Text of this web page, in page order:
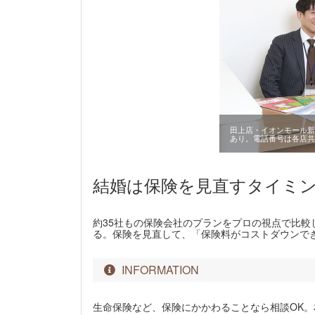
田上店・イオンモール
あり。電話番号は各店
結婚は保険を見直すタイミ
約35社もの保険会社のプランをプロの視点で比
る。保険を見直して、「保険料がコストダウンで
INFORMATION
生命保険など、保険にかかわることなら相談OK